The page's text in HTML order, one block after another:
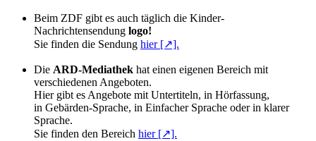
Beim ZDF gibt es auch täglich die Kinder-
Nachrichtensendung logo!
Sie finden die Sendung hier [↗].
Die ARD-Mediathek hat einen eigenen Bereich mit
verschiedenen Angeboten.
Hier gibt es Angebote mit Untertiteln, in Hörfassung,
in Gebärden-Sprache, in Einfacher Sprache oder in klarer
Sprache.
Sie finden den Bereich hier [↗].